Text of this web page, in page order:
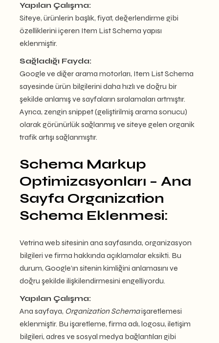
Yapılan Çalışma:
Siteye, ürünlerin başlık, fiyat, değerlendirme gibi
özelliklerini içeren Item List Schema yapısı
eklenmiştir.
Sağladığı Fayda:
Google ve diğer arama motorları, Item List Schema
sayesinde ürün bilgilerini daha hızlı ve doğru bir
şekilde anlamış ve sayfaların sıralamaları artmıştır.
Ayrıca, zengin snippet (geliştirilmiş arama sonucu)
olarak görünürlük sağlanmış ve siteye gelen organik
trafik artışı sağlanmıştır.
Schema Markup
Optimizasyonları – Ana
Sayfa Organization
Schema Eklenmesi:
Vetrina web sitesinin ana sayfasında, organizasyon
bilgileri ve firma hakkında açıklamalar eksikti. Bu
durum, Google’ın sitenin kimliğini anlamasını ve
doğru şekilde ilişkilendirmesini engelliyordu.
Yapılan Çalışma:
Ana sayfaya, Organization Schemaişaretlemesi
eklenmiştir. Bu işaretleme, firma adı, logosu, iletişim
bilgileri, adres ve sosyal medya bağlantıları gibi